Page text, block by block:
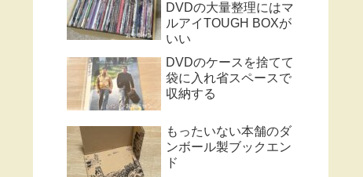
DVDの大量整理にはマ
ルアイTOUGH BOXが
いい
DVDのケースを捨てて
袋に入れ省スペースで
収納する
もったいない本舗のダ
ンボール製ブックエン
ド